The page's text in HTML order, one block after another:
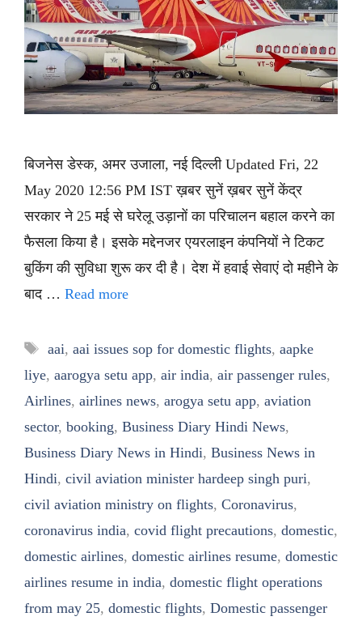
बिजनेस डेस्क, अमर उजाला, नई दिल्ली Updated Fri, 22
May 2020 12:56 PM IST ख़बर सुनें ख़बर सुनें केंद्र
सरकार ने 25 मई से घरेलू उड़ानों का परिचालन बहाल करने का
फैसला किया है। इसके मद्देनजर एयरलाइन कंपनियों ने टिकट
बुकिंग की सुविधा शुरू कर दी है। देश में हवाई सेवाएं दो महीने के
बाद … Read more
Tags
aai, aai issues sop for domestic flights, aapke
liye, aarogya setu app, air india, air passenger rules,
Airlines, airlines news, arogya setu app, aviation
sector, booking, Business Diary Hindi News,
Business Diary News in Hindi, Business News in
Hindi, civil aviation minister hardeep singh puri,
civil aviation ministry on flights, Coronavirus,
coronavirus india, covid flight precautions, domestic,
domestic airlines, domestic airlines resume, domestic
airlines resume in india, domestic flight operations
from may 25, domestic flights, Domestic passenger